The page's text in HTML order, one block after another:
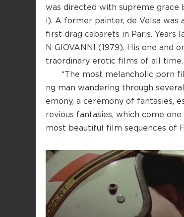
was directed with supreme grace
i). A former painter, de Velsa was
first drag cabarets in Paris. Years
N GIOVANNI (1979). His one and
traordinary erotic films of all time.
“The most melancholic porn
ng man wandering through
emony, a ceremony of fantasies,
revious fantasies, which come
most beautiful film sequences of